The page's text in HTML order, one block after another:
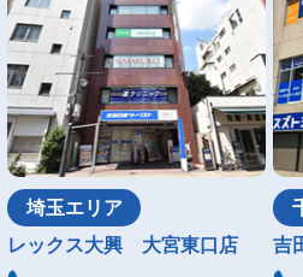
埼玉エリア
レックス大興 大宮東口店
吉